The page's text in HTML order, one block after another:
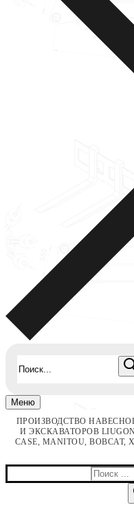
Меню
ПРОИЗВОДСТВО
И ЭКСКАВАТОРОВ
CASE, MANITOU,
Найти: